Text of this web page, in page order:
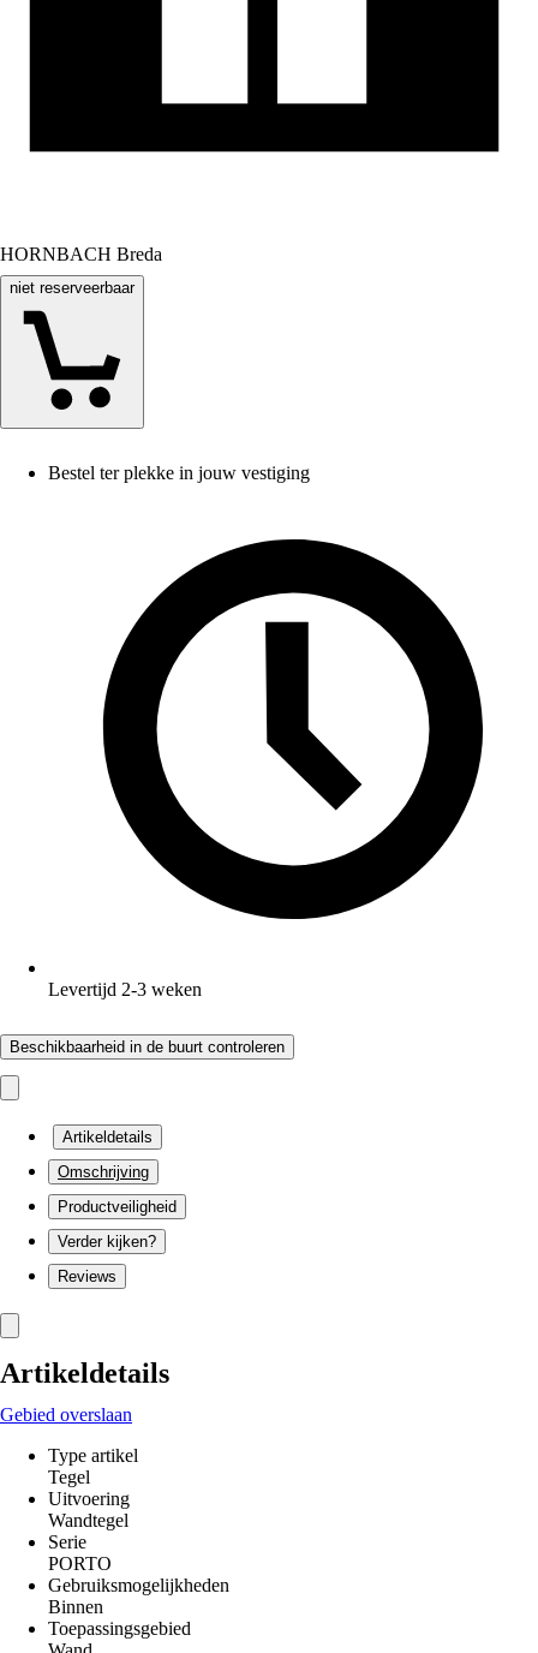
HORNBACH Breda
niet reserveerbaar
Bestel ter plekke in jouw vestiging
Levertijd 2-3 weken
Beschikbaarheid in de buurt controleren
Artikeldetails
Omschrijving
Productveiligheid
Verder kijken?
Reviews
Artikeldetails
Gebied overslaan
Type artikel
Tegel
Uitvoering
Wandtegel
Serie
PORTO
Gebruiksmogelijkheden
Binnen
Toepassingsgebied